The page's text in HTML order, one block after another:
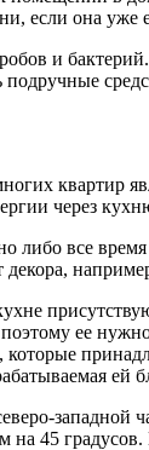
если она
и
квартир
через
либо все
ее
ей
на 45